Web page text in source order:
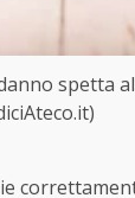
spetta